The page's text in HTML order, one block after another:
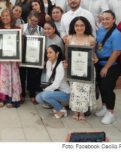
Foto: Facebook Cecilia